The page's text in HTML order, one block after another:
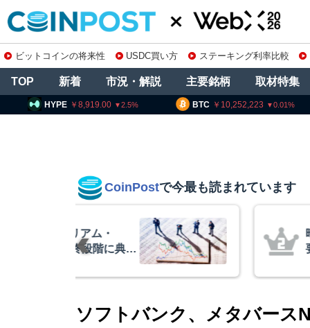
ビットコインの将来性 USDC買い方 ステーキング利率比較
TOP 新着 市況・解説 主要銘柄 取材特集
BTC 10,252,223 0.01 ETH
8,919.00 2.5
CoinPostで今最も読まれています
暗号資産交換
要請、詐欺被
ソフトバンク、メタバース